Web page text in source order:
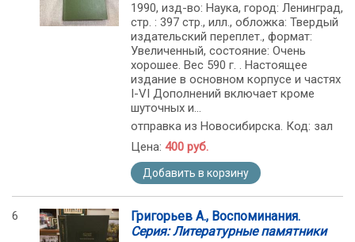
1990, изд-во: Наука, город: Ленинград,
стр. : 397 стр., илл., обложка: Твердый
издательский переплет., формат:
Увеличенный, состояние: Очень
хорошее. Вес 590 г. . Настоящее
издание в основном корпусе и частях
I-VI Дополнений включает кроме
шуточных и...
отправка из Новосибирска. Код: зал
Цена: 400 руб.
Добавить в корзину
6
Григорьев А., Воспоминания.
Серия: Литературные памятники